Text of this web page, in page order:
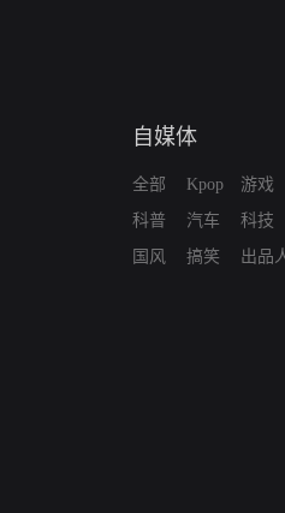
自媒体
全部
科普
国风
Kpop
汽车
搞笑
游戏
科技
出品